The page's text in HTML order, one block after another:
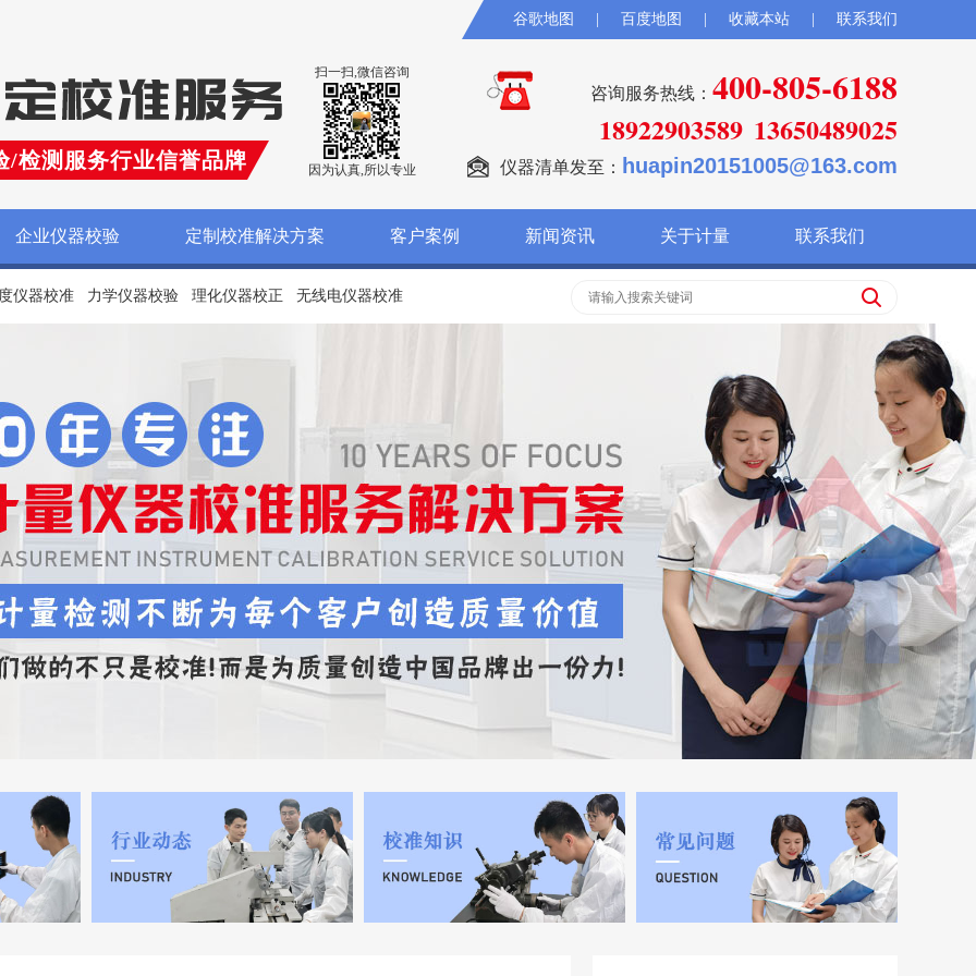
谷歌地图 百度地图 收藏本站 联系我们
/检测服务行业信誉品牌
扫一扫,微信咨询
因为认真,所以专业
咨询服务热线： 400-805-6188
18922903589 13650489025
仪器清单发至： huapin20151005@163.com
企业仪器校验 定制校准解决方案 客户案例 新闻资讯 关于计量 联系我们
仪器校准 力学仪器校验 理化仪器校正 无线电仪器校准